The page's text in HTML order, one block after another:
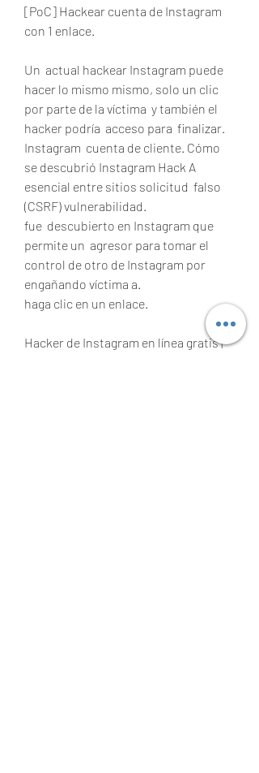
[PoC] Hackear cuenta de Instagram
con 1 enlace.
Un  actual hackear Instagram puede
hacer lo mismo mismo, solo un clic
por parte de la víctima  y también el
hacker podría  acceso para  finalizar.
Instagram  cuenta de cliente. Cómo
se descubrió Instagram Hack A
esencial entre sitios solicitud  falso
(CSRF) vulnerabilidad.
fue  descubierto en Instagram que
permite un  agresor para tomar el
control de otro de Instagram por
engañando víctima a.
haga clic en un enlace.
Hacker de Instagram en línea gratis |